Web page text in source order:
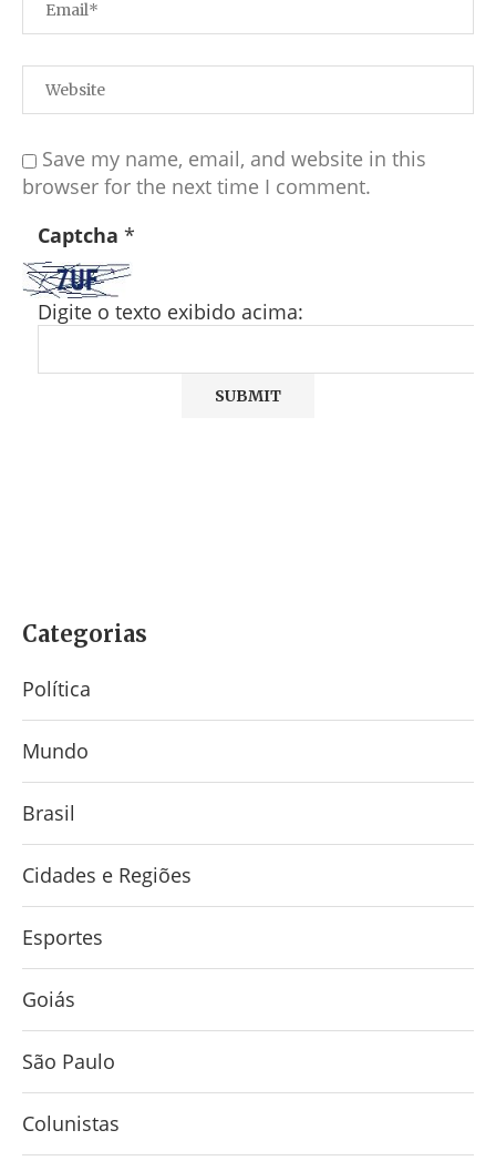
Save my name, email, and website in this
browser for the next time I comment.
Captcha *
Digite o texto exibido acima:
Categorias
Política
Mundo
Brasil
Cidades e Regiões
Esportes
Goiás
São Paulo
Colunistas